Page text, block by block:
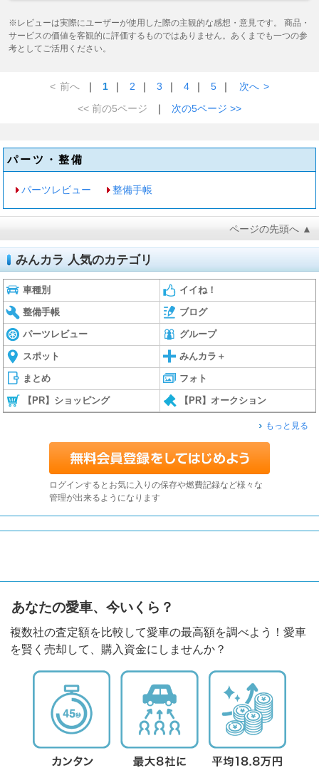
※レビューは実際にユーザーが使用した際の主観的な感想・意見です。 商品・
サービスの価値を客観的に評価するものではありません。あくまでも一つの参
考としてご活用ください。
< 前へ ｜ 1 ｜ 2 ｜ 3 ｜ 4 ｜ 5 ｜ 次へ >
<< 前の5ページ
｜ 次の5ページ >>
パーツ・整備
パーツレビュー 整備手帳
ページの先頭へ ▲
みんカラ 人気のカテゴリ
車種別 イイね！
整備手帳 ブログ
パーツレビュー グループ
スポット みんカラ＋
まとめ フォト
【PR】ショッピング 【PR】オークション
もっと見る
ログインするとお気に入りの保存や燃費記録など様々な
管理が出来るようになります
あなたの愛車、今いくら？
複数社の査定額を比較して愛車の最高額を調べよう！愛車
を賢く売却して、購入資金にしませんか？